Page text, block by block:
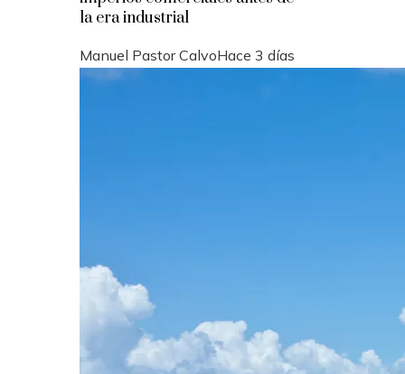
la era industrial
Manuel Pastor CalvoHace 3 días